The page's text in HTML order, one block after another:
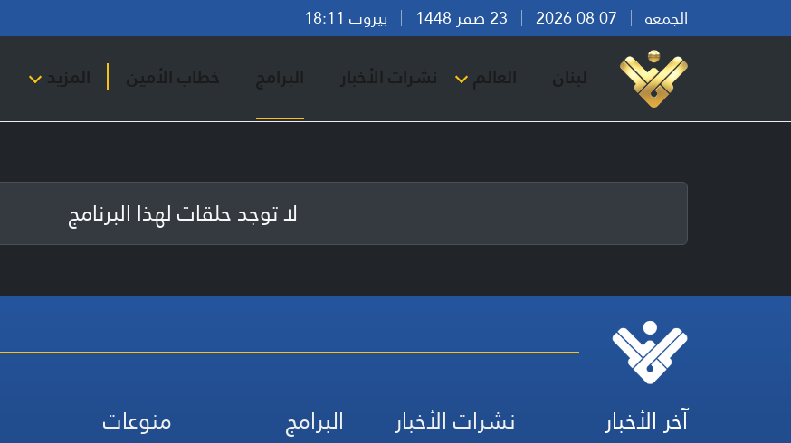
الجمعة بيروت 18:11
لبنان العالم نشرات الأخبار البرامج خطاب الأمين المزيد
لا توجد حلقات لهذا البرنامج
آخر الأخبار نشرات الأخبار البرامج منوعات